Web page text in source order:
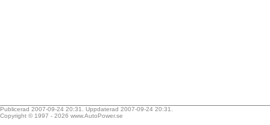
Publicerad 2007-09-24 20:31. Uppdaterad 2007-09-24 20:31.
Copyright © 1997 - 2026 www.AutoPower.se